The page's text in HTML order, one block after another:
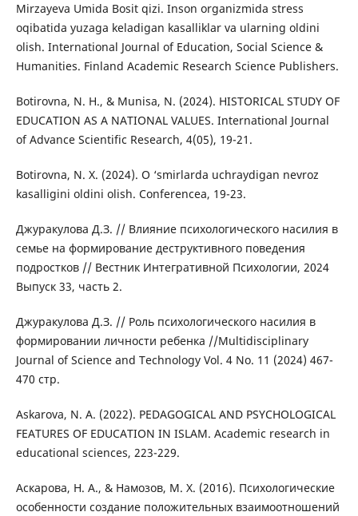
Mirzayeva Umida Bosit qizi. Inson organizmida stress
oqibatida yuzaga keladigan kasalliklar va ularning oldini
olish. International Journal of Education, Social Science &
Humanities. Finland Academic Research Science Publishers.
Botirovna, N. H., & Munisa, N. (2024). HISTORICAL STUDY OF
EDUCATION AS A NATIONAL VALUES. International Journal
of Advance Scientific Research, 4(05), 19-21.
Botirovna, N. X. (2024). O ‘smirlarda uchraydigan nevroz
kasalligini oldini olish. Conferencea, 19-23.
Джуракулова Д.З. // Влияние психологического насилия в
семье на формирование деструктивного поведения
подростков // Вестник Интегративной Психологии, 2024
Выпуск 33, часть 2.
Джуракулова Д.З. // Роль психологического насилия в
формировании личности ребенка //Multidisciplinary
Journal of Science and Technology Vol. 4 No. 11 (2024) 467-
470 стр.
Askarova, N. A. (2022). PEDAGOGICAL AND PSYCHOLOGICAL
FEATURES OF EDUCATION IN ISLAM. Academic research in
educational sciences, 223-229.
Аскарова, Н. А., & Намозов, М. Х. (2016). Психологические
особенности создание положительных взаимоотношений